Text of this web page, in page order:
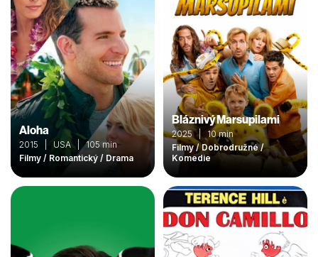
Aloha
2015 | USA | 105 min
Filmy / Romantický / Drama
Bláznivý Marsupilami
2025 | 10 min
Filmy / Dobrodružné /
Komedie